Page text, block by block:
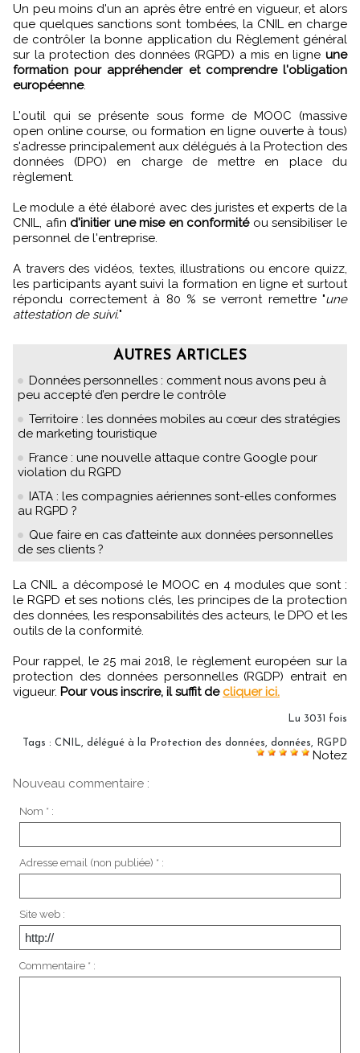
Un peu moins d'un an après être entré en vigueur, et alors
que quelques sanctions sont tombées, la CNIL en charge
de contrôler la bonne application du Règlement général
sur la protection des données (RGPD) a mis en ligne une
formation pour appréhender et comprendre l'obligation
européenne.
L'outil qui se présente sous forme de MOOC (massive
open online course, ou formation en ligne ouverte à tous)
s'adresse principalement aux délégués à la Protection des
données (DPO) en charge de mettre en place du
règlement.
Le module a été élaboré avec des juristes et experts de la
CNIL, afin d'initier une mise en conformitéou sensibiliser le
personnel de l'entreprise.
A travers des vidéos, textes, illustrations ou encore quizz,
les participants ayant suivi la formation en ligne et surtout
répondu correctement à 80 % se verront remettre "une
attestation de suivi."
AUTRES ARTICLES
Données personnelles : comment nous avons peu à
peu accepté d’en perdre le contrôle
Territoire : les données mobiles au cœur des stratégies
de marketing touristique
France : une nouvelle attaque contre Google pour
violation du RGPD
IATA : les compagnies aériennes sont-elles conformes
au RGPD ?
Que faire en cas d’atteinte aux données personnelles
de ses clients ?
La CNIL a décomposé le MOOC en 4 modules que sont :
le RGPD et ses notions clés, les principes de la protection
des données, les responsabilités des acteurs, le DPO et les
outils de la conformité.
Pour rappel, le 25 mai 2018, le règlement européen sur la
protection des données personnelles (RGDP) entrait en
vigueur. Pour vous inscrire, il suffit de cliquer ici.
Lu 3031 fois
Tags : CNIL, délégué à la Protection des données, données, RGPD
Notez
Nouveau commentaire :
Nom * :
Adresse email (non publiée) * :
Site web :
Commentaire * :